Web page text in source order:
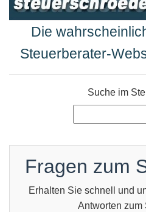
Die
Steuerberater-
Suche im
Fragen zum
Erhalten Sie schnell und
Antworten zum